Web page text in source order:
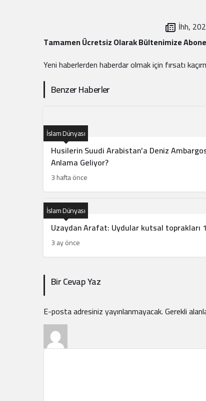
İhh,
Tamamen Ücretsiz Olarak Bültenimize
Yeni haberlerden haberdar olmak için fırsatı
Benzer Haberler
Husilerin Suudi Arabistan’a Deniz
Anlama Geliyor?
İslam Dünyası
3 hafta önce
Uzaydan Arafat: Uydular kutsal toprakları
İslam Dünyası
3 ay önce
Bir Cevap Yaz
E-posta adresiniz yayınlanmayacak.Gerekli